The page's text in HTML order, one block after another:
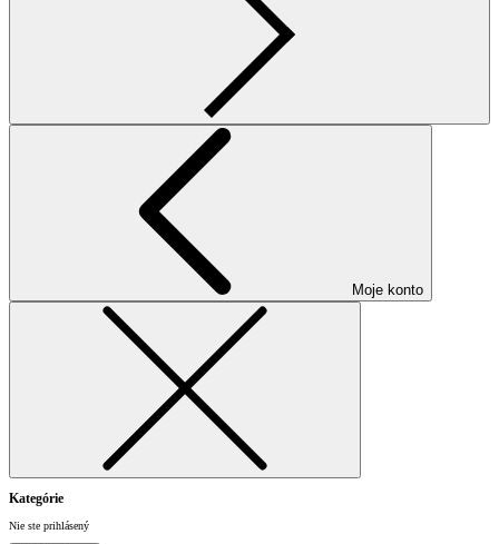
Moje konto
Kategórie
Nie ste prihlásený